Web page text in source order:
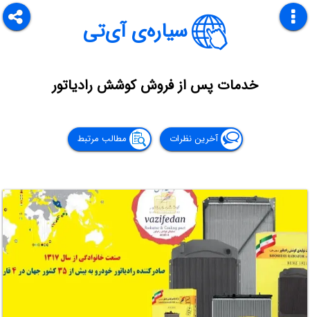
سیاره‌ی آی‌تی
خدمات پس از فروش کوشش رادیاتور
آخرین نظرات مطالب مرتبط